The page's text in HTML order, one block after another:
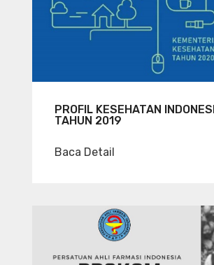
PROFIL KESEHATAN
TAHUN 2019
Baca Detail